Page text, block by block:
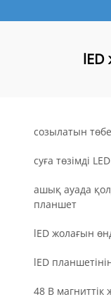
lED
созылатын
суға төзімді
ашық ауада
планшет
lED жолағын
lED
48 В